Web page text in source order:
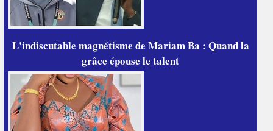
L'indiscutable magnétisme de Mariam Ba : Quand la
grâce épouse le talent